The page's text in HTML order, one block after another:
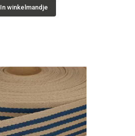
In winkelmandje